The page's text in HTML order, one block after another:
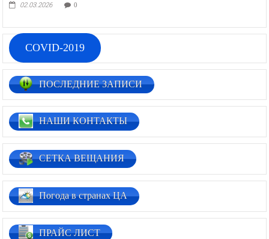
02.03.2026 0
COVID-2019
ПОСЛЕДНИЕ ЗАПИСИ
НАШИ КОНТАКТЫ
СЕТКА ВЕЩАНИЯ
Погода в странах ЦА
ПРАЙС ЛИСТ